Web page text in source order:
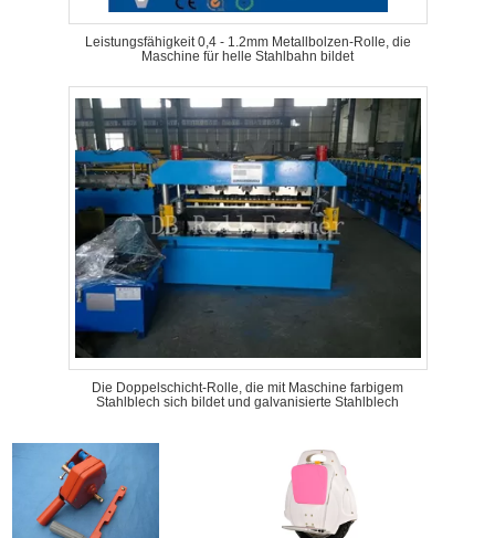
Leistungsfähigkeit 0,4 - 1.2mm Metallbolzen-Rolle, die
Maschine für helle Stahlbahn bildet
Die Doppelschicht-Rolle, die mit Maschine farbigem
Stahlblech sich bildet und galvanisierte Stahlblech